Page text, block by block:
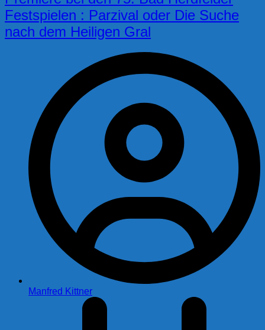
Festspielen : Parzival oder Die Suche
nach dem Heiligen Gral
Manfred Kittner